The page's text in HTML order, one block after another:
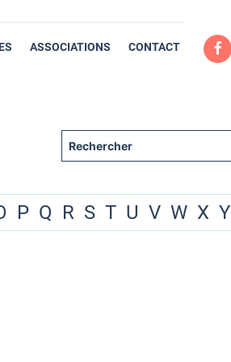
ASSOCIATIONS CONTACT
P Q R S T U V W X Y